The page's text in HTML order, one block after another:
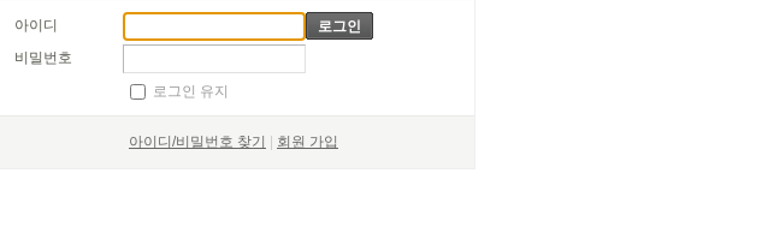
아이디
비밀번호
로그인 유지
아이디/비밀번호 찾기 회원 가입